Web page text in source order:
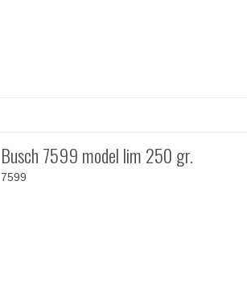
Busch 7599 model lim 250 gr.
7599